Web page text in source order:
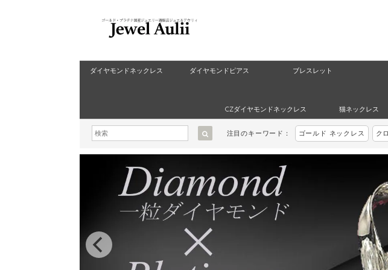
ダイヤモンドネックレス ダイヤモンドピアス ブレスレット
CZダイヤモンドネックレス 猫ネックレス
注目のキーワード： ゴールド ネックレス ク